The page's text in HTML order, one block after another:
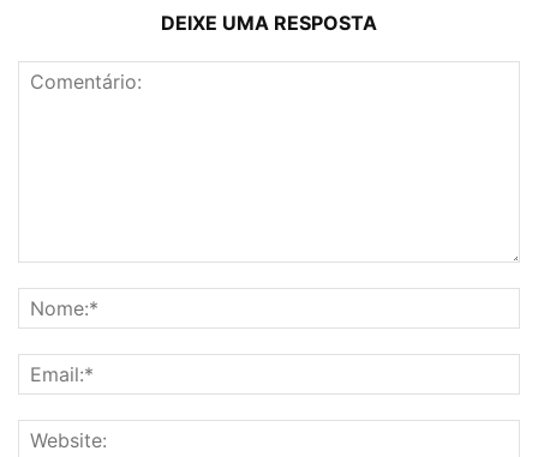
DEIXE UMA RESPOSTA